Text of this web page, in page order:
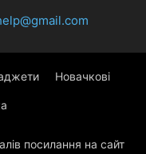
Новачкові
посилання на сайт